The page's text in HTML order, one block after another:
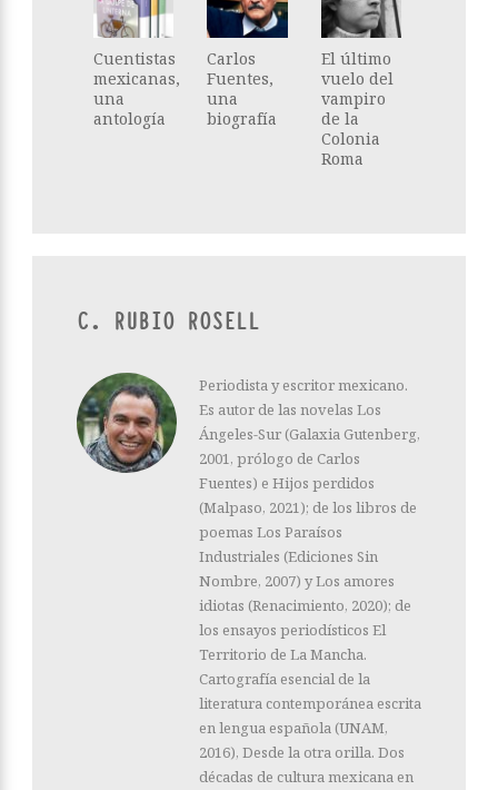
Cuentistas
mexicanas,
una
antología
Carlos
Fuentes,
una
biografía
El último
vuelo del
vampiro
de la
Colonia
Roma
C. RUBIO ROSELL
Periodista y escritor mexicano.
Es autor de las novelas Los
Ángeles-Sur (Galaxia Gutenberg,
2001, prólogo de Carlos
Fuentes) e Hijos perdidos
(Malpaso, 2021); de los libros de
poemas Los Paraísos
Industriales (Ediciones Sin
Nombre, 2007) y Los amores
idiotas (Renacimiento, 2020); de
los ensayos periodísticos El
Territorio de La Mancha.
Cartografía esencial de la
literatura contemporánea escrita
en lengua española (UNAM,
2016), Desde la otra orilla. Dos
décadas de cultura mexicana en